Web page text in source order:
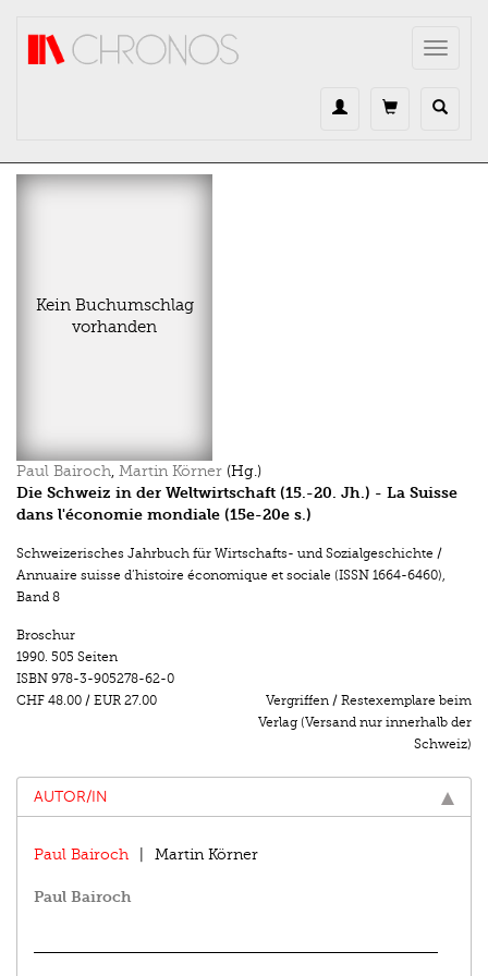
Toggle
Kein Buchumschlag
vorhanden
Paul Bairoch, Martin Körner (Hg.)
Die Schweiz in der Weltwirtschaft (15.-20. Jh.) - La Suisse
dans l'économie mondiale (15e-20e s.)
Schweizerisches Jahrbuch für Wirtschafts- und Sozialgeschichte /
Annuaire suisse d’histoire économique et sociale (ISSN 1664-6460),
Band 8
Broschur
1990. 505 Seiten
ISBN 978-3-905278-62-0
CHF 48.00 / EUR 27.00
Vergriffen / Restexemplare beim
Verlag (Versand nur innerhalb der
Schweiz)
AUTOR/IN
Paul Bairoch Martin Körner
Paul Bairoch